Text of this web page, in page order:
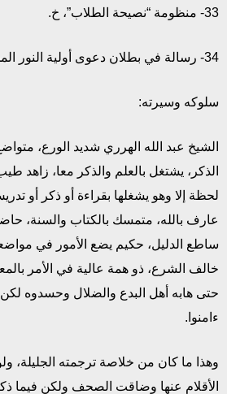
33- منظومة “نصيحة الطلاب”، خ.
34- رسالة في بطلان دعوى أولية النور المحمدي، طبع.
سلوكه وسيرته:
الشيخ عبد الله الهرري شديد الورع،
الذكر، يشتغل بالعلم والذكر معا، زاهد
لحظة إلا وهو يشغلها بقراءة أو ذكر أو
عارف بالله، متمسك بالكتاب والسنة،
ساطع الدليل، حكيم يضع الأمور في
خالف الشرع، ذو همة عالية في الأمر
حتى هابه أهل البدع والضلال وحسدوه لكن
ءامنوا.
وهذا ما كان من خلاصة ترجمته الجليلة،
الأقلام عنها وضاقت الصحف ولكن فيما